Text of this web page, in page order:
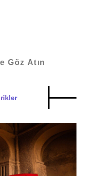
Göz Atın